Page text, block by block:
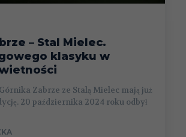
– Stal Mielec.
klasyku w
Zabrze ze Stalą Mielec mają już
20 października 2024 roku odbył